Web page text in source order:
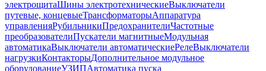
электрощитаШины электротехническиеВыключатели
путевые, концевыеТрансформаторыАппаратура
управленияРубильникиПредохранителиЧастотные
преобразователиПускатели магнитныеМодульная
автоматикаВыключатели автоматическиеРелеВыключатели
нагрузкиКонтакторыДополнительное модульное
оборудованиеУЗИПАвтоматика пуска